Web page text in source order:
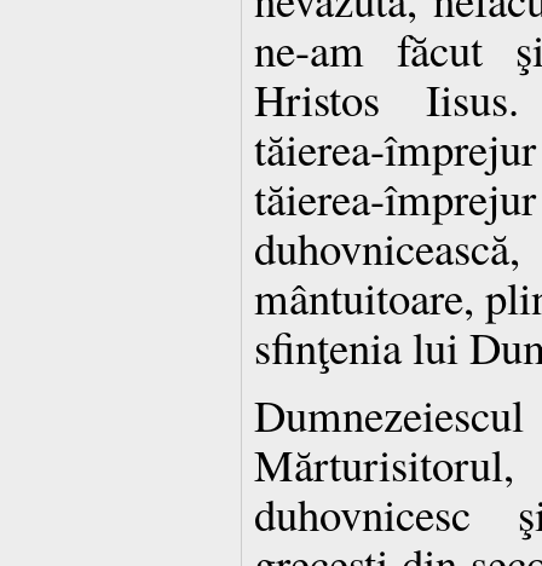
ne-am făcut
Hristos
tăierea-
tăierea-
mântuitoare,
sfinţenia lui
duhovnicesc